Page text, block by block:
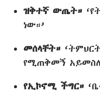
ዝቅተኛ ውጤት።
ነው።’
መሰላቸት።
የሚጠቅመኝ
የኢኮኖሚ ችግር።